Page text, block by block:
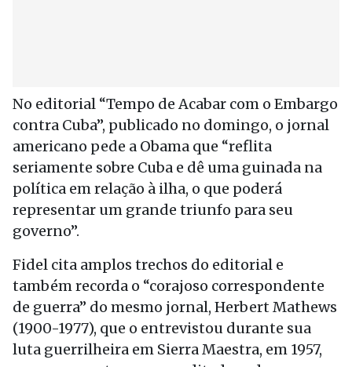
No editorial “Tempo de Acabar com o Embargo
contra Cuba”, publicado no domingo, o jornal
americano pede a Obama que “reflita
seriamente sobre Cuba e dê uma guinada na
política em relação à ilha, o que poderá
representar um grande triunfo para seu
governo”.
Fidel cita amplos trechos do editorial e
também recorda o “corajoso correspondente
de guerra” do mesmo jornal, Herbert Mathews
(1900-1977), que o entrevistou durante sua
luta guerrilheira em Sierra Maestra, em 1957,